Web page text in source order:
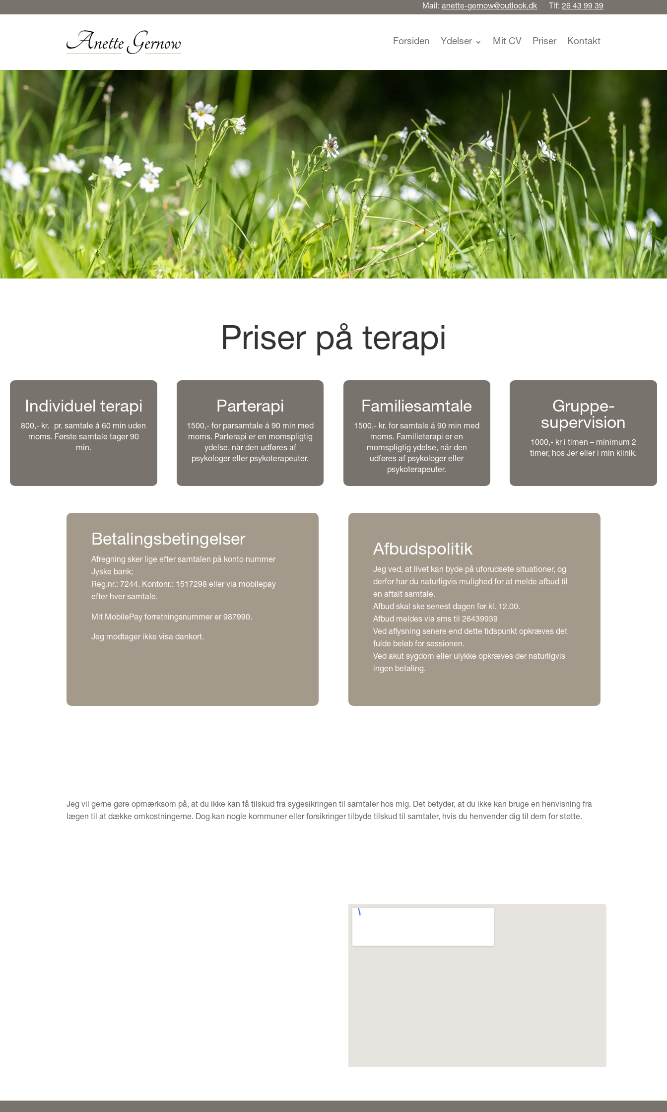
Mail:anette-gernow@outlook.dk Tlf:26 43 99 39
Forsiden Ydelser Mit CV Priser Kontakt
Priser på terapi
Individuel terapi
800,- kr. pr. samtale á 60 min uden
moms. Første samtale tager 90
min.
Parterapi
1500,- for parsamtale á 90 min med
moms. Parterapi er en momspligtig
ydelse, når den udføres af
psykologer eller psykoterapeuter.
Familiesamtale
1500,- kr. for samtale á 90 min med
moms. Familieterapi er en
momspligtig ydelse, når den
udføres af psykologer eller
psykoterapeuter.
Gruppe-
supervision
1000,- kr i timen – minimum 2
timer, hos Jer eller i min klinik.
Betalingsbetingelser
Afregning sker lige efter samtalen på konto nummer
Jyske bank;
Reg.nr.: 7244. Kontonr.: 1517298 eller via mobilepay
efter hver samtale.
Mit MobilePay forretningsnummer er 987990.
Jeg modtager ikke visa dankort.
Afbudspolitik
Jeg ved, at livet kan byde på uforudsete situationer, og
derfor har du naturligvis mulighed for at melde afbud til
en aftalt samtale.
Afbud skal ske senest dagen før kl. 12.00.
Afbud meldes via sms til 26439939
Ved aflysning senere end dette tidspunkt opkræves det
fulde beløb for sessionen.
Ved akut sygdom eller ulykke opkræves der naturligvis
ingen betaling.
Jeg vil gerne gøre opmærksom på, at du ikke kan få tilskud fra sygesikringen til samtaler hos mig. Det betyder, at du ikke kan bruge en henvisning fra
lægen til at dække omkostningerne. Dog kan nogle kommuner eller forsikringer tilbyde tilskud til samtaler, hvis du henvender dig til dem for støtte.